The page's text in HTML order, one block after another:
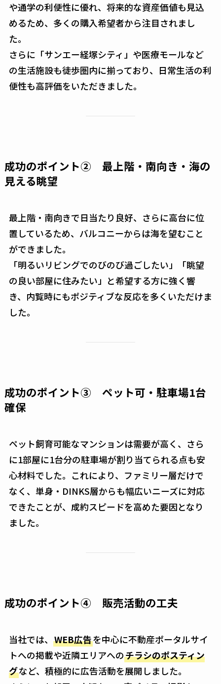
や通学の利便性に優れ、将来的な資産価値も見込
めるため、多くの購入希望者から注目されまし
た。
さらに「サンエー経塚シティ」や医療モールなど
の生活施設も徒歩圏内に揃っており、日常生活の利
便性も高評価をいただきました。
成功のポイント② 最上階・南向き・海の
見える眺望
最上階・南向きで日当たり良好、さらに高台に位
置しているため、バルコニーからは海を望むこと
ができました。
「明るいリビングでのびのび過ごしたい」「眺望
の良い部屋に住みたい」と希望する方に強く響
き、内覧時にもポジティブな反応を多くいただけま
した。
成功のポイント③ ペット可・駐車場1台
確保
ペット飼育可能なマンションは需要が高く、さら
に1部屋に1台分の駐車場が割り当てられる点も安
心材料でした。これにより、ファミリー層だけで
なく、単身・DINKS層からも幅広いニーズに対応
できたことが、成約スピードを高めた要因となり
ました。
成功のポイント④ 販売活動の工夫
当社では、 WEB広告を中心に不動産ポータルサイ
トへの掲載や近隣エリアへのチラシのポスティン
グなど、積極的に広告活動を展開しました。